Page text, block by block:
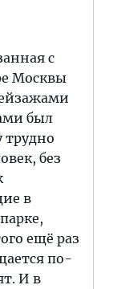
с
Москвы
был
трудно
без
в
ещё раз
по-
И в